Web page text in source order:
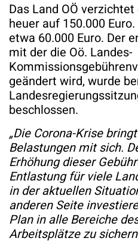
Das Land OÖ
heuer auf 150.000
etwa 60.000 Euro. Der
mit der die Oö. Landes-
geändert wird, wurde
beschlossen.
„Die Corona-Krise
Belastungen mit sich.
Erhöhung dieser
Entlastung für viele
in der aktuellen
anderen Seite
Plan in alle Bereiche
Arbeitsplätze zu